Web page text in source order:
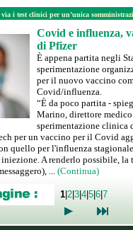
via i test clinici per un’unica
Covid e influenza,
di Pfizer
È appena partita negli
sperimentazione
per il nuovo vaccino
Covid/influenza.
“È da poco partita -
Marino, direttore
sperimentazione clinica
per un vaccino per il Covid
quello per l'influenza
A renderlo possibile, la
... (Continua)
1|2|3|4|5|6|7